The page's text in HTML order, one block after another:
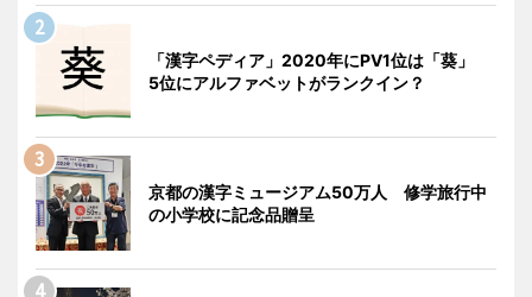
「漢字ペディア」2020年にPV1位は「葵」
5位にアルファベットがランクイン？
京都の漢字ミュージアム50万人 修学旅行中
の小学校に記念品贈呈